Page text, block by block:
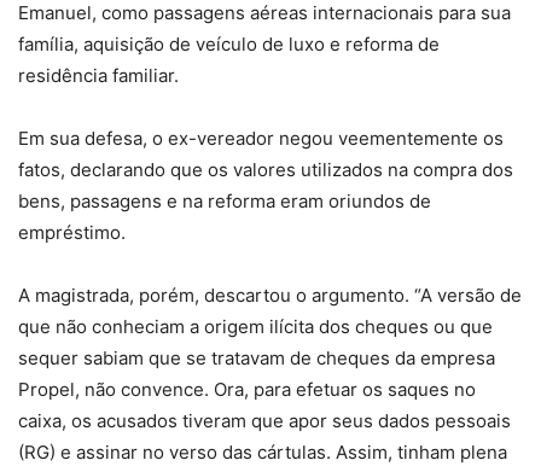
Emanuel, como passagens aéreas internacionais para sua
família, aquisição de veículo de luxo e reforma de
residência familiar.
Em sua defesa, o ex-vereador negou veementemente os
fatos, declarando que os valores utilizados na compra dos
bens, passagens e na reforma eram oriundos de
empréstimo.
A magistrada, porém, descartou o argumento. “A versão de
que não conheciam a origem ilícita dos cheques ou que
sequer sabiam que se tratavam de cheques da empresa
Propel, não convence. Ora, para efetuar os saques no
caixa, os acusados tiveram que apor seus dados pessoais
(RG) e assinar no verso das cártulas. Assim, tinham plena